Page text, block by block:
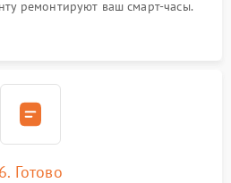
ремонтируют ваш смарт-часы.
6. Готово